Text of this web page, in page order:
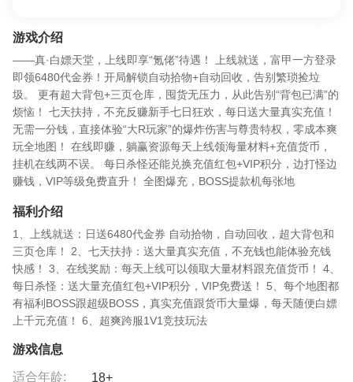
游戏介绍
——真·白嫖天堂，上线即享“氪佬”待遇！ 上线就送，富甲一方​ 登录
即领6480代金券！开局解锁自动拾物+自动回收，告别繁琐捡垃
圾。 更有超大背包+三页仓库，囤货无压力，从此告别“背包已满”的
烦恼！ 七天扶持，不充反赚​ 新手七日狂欢，每日送大量真实充值！
无需一分钱，直接体验“大R玩家”的爆炸伤害与尊贵特权，零成本爽
玩全地图！ 在线即赚，躺赢资源​ 每天上线领海量材料+充值货币，
挂机在线两不误。 每日杀怪还能兑换充值红包+VIP积分，边打怪边
赚钱，VIP等级免费直升！ 全图爆充，BOSS提款机​ 每张地
福利介绍
1、上线就送：日送6480代金券 自动拾物，自动回收，超大背包和
三页仓库！ 2、七天扶持：送大量真实充值，不充钱也能体验充钱
快感！ 3、在线奖励：每天上线可以领取大量材料跟充值货币！ 4、
每日杀怪：送大量充值红包+VIP积分，VIP免费送！ 5、每个地图都
有福利BOSS跟超级BOSS，真实充值跟货币大量爆，每天随便白嫖
上千元充值！ 6、超爽跨服1V1竞技玩法
游戏信息
适合年龄: 18+